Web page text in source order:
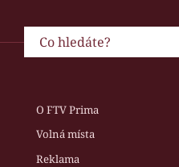
O FTV Prima
Volná místa
Reklama